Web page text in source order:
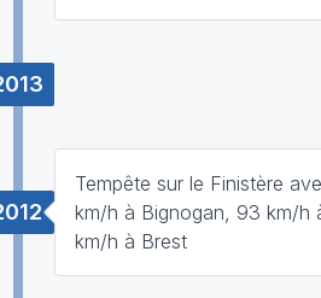
Tempête sur le Finistère
km/h à Bignogan, 93 km/h
km/h à Brest